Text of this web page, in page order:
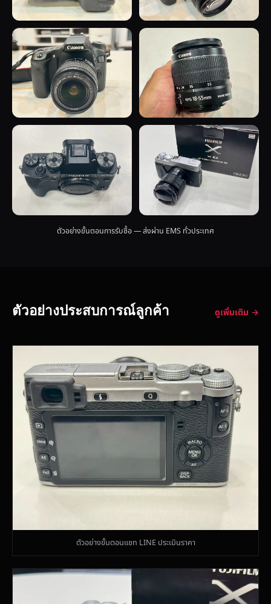
ตัวอย่างขั้นตอนการรับซื้อ — ส่งผ่าน EMS ทั่วประเทศ
ตัวอย่างประสบการณ์ลูกค้า ดูเพิ่มเติม →
ตัวอย่างขั้นตอนแชท LINE ประเมินราคา